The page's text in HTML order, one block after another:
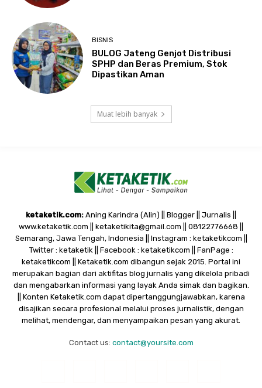
BISNIS
BULOG Jateng Genjot Distribusi
SPHP dan Beras Premium, Stok
Dipastikan Aman
Muat lebih banyak
ketaketik.com: Aning Karindra (Alin) || Blogger || Jurnalis ||
www.ketaketik.com || ketaketikita@gmail.com || 08122776668 ||
Semarang, Jawa Tengah, Indonesia || Instagram : ketaketikcom ||
Twitter : ketaketik || Facebook : ketaketikcom || FanPage :
ketaketikcom || Ketaketik.com dibangun sejak 2015. Portal ini
merupakan bagian dari aktifitas blog jurnalis yang dikelola pribadi
dan mengabarkan informasi yang layak Anda simak dan bagikan.
|| Konten Ketaketik.com dapat dipertanggungjawabkan, karena
disajikan secara profesional melalui proses jurnalistik, dengan
melihat, mendengar, dan menyampaikan pesan yang akurat.
Contact us: contact@yoursite.com